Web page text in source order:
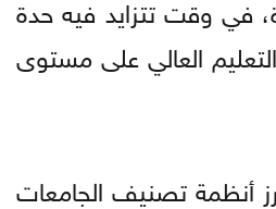
في وقت تتزايد فيه حدة
العالي على مستوى
أنظمة تصنيف الجامعات